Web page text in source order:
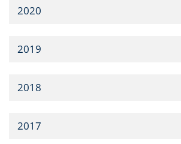
2020
2019
2018
2017